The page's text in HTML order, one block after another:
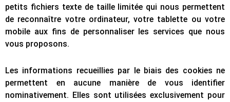
petits fichiers texte de taille limitée qui nous permettent
de reconnaître votre ordinateur, votre tablette ou votre
mobile aux fins de personnaliser les services que nous
vous proposons.
Les informations recueillies par le biais des cookies ne
permettent en aucune manière de vous identifier
nominativement. Elles sont utilisées exclusivement pour